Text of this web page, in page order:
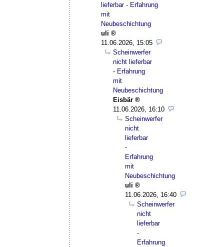
lieferbar - Erfahrung
mit
Neubeschichtung
uli
11.06.2026, 15:05
Scheinwerfer
nicht lieferbar
- Erfahrung
mit
Neubeschichtung
Eisbär
11.06.2026, 16:10
Scheinwerfer
nicht
lieferbar
-
Erfahrung
mit
Neubeschichtung
uli
11.06.2026, 16:40
Scheinwerfer
nicht
lieferbar
-
Erfahrung